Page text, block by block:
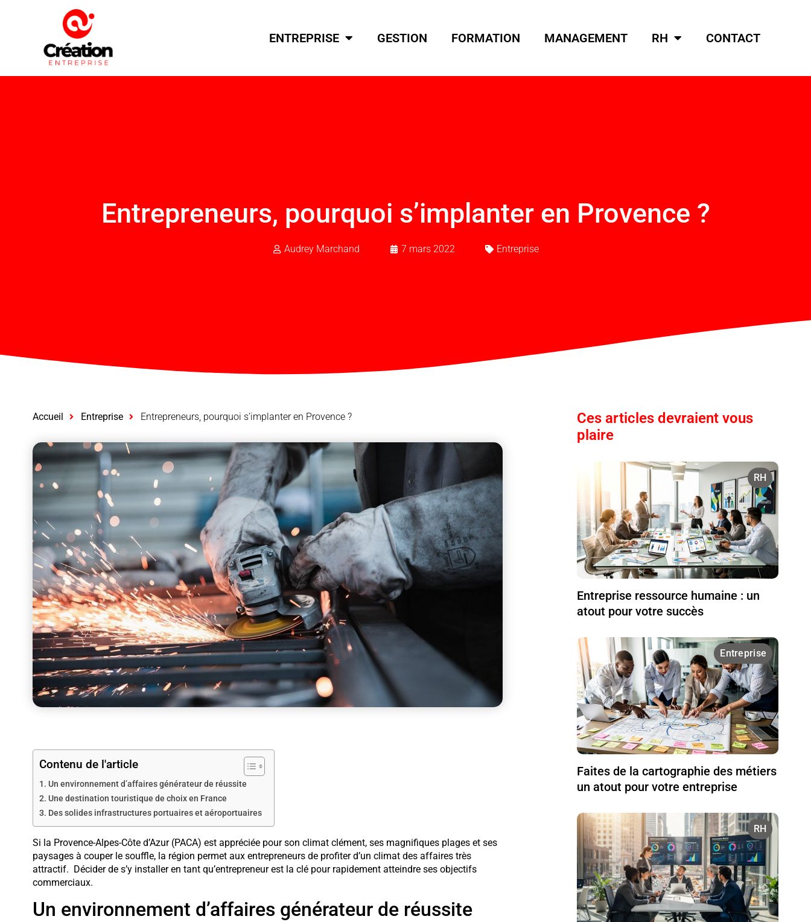
ENTREPRISE GESTION FORMATION MANAGEMENT RH CONTACT
Entrepreneurs, pourquoi s’implanter en Provence ?
Audrey Marchand 7 mars 2022 Entreprise
Accueil Entreprise Entrepreneurs, pourquoi s’implanter en Provence ?
Contenu de l'article
Un environnement d’affaires générateur de réussite
Une destination touristique de choix en France
Des solides infrastructures portuaires et aéroportuaires
Si la Provence-Alpes-Côte d’Azur (PACA) est appréciée pour son climat clément, ses magnifiques plages et ses
paysages à couper le souffle, la région permet aux entrepreneurs de profiter d’un climat des affaires très
attractif. Décider de s’y installer en tant qu’entrepreneur est la clé pour rapidement atteindre ses objectifs
commerciaux.
Un environnement d’affaires générateur de réussite
Ces articles devraient vous
plaire
RH
Entreprise ressource humaine : un
atout pour votre succès
Entreprise
Faites de la cartographie des métiers
un atout pour votre entreprise
RH